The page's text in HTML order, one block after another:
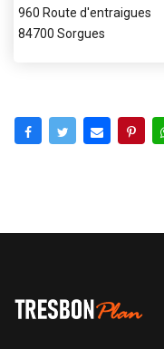
960 Route d'entraigues
84700 Sorgues